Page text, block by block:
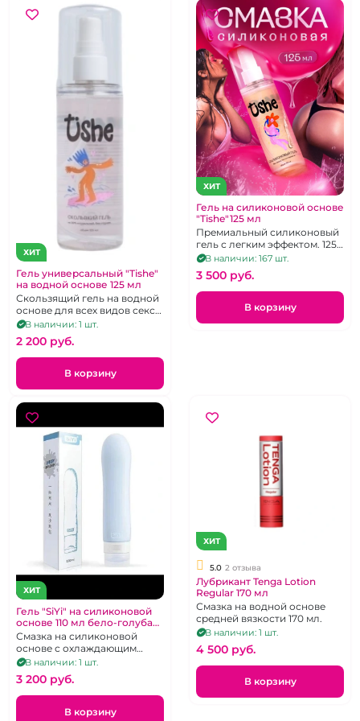
ХИТ
Гель универсальный "Tishe"
на водной основе 125 мл
Скользящий гель на водной
основе для всех видов секса.
Объем 125 мл
В наличии: 1 шт.
2 200 pуб.
В корзину
ХИТ
Гель на силиконовой основе
"Tishe"125 мл
Премиальный силиконовый
гель с легким эффектом. 125
мл.В наличии: 167 шт.
3 500 pуб.
В корзину
ХИТ
Гель "SiYi" на силиконовой
основе 110 мл бело-голубая
упаковка
Смазка на силиконовой
основе с охлаждающим
эффектом.
В наличии: 1 шт.
3 200 pуб.
В корзину
ХИТ
5.0 2 отзыва
Лубрикант Tenga Lotion
Regular 170 мл
Смазка на водной основе
средней вязкости 170 мл.
В наличии: 1 шт.
4 500 pуб.
В корзину